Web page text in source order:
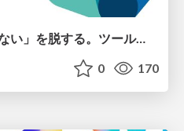
「AIを入れたのに変わらない」を脱する。ツール導入から文化定着まで、1年間の実践知を公開
0 170